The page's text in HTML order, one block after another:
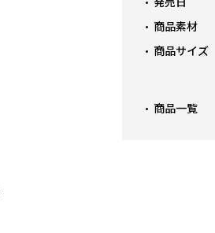
商品素材
商品サイズ
商品一覧